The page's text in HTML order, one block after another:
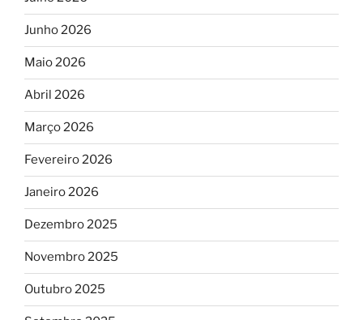
Junho 2026
Maio 2026
Abril 2026
Março 2026
Fevereiro 2026
Janeiro 2026
Dezembro 2025
Novembro 2025
Outubro 2025